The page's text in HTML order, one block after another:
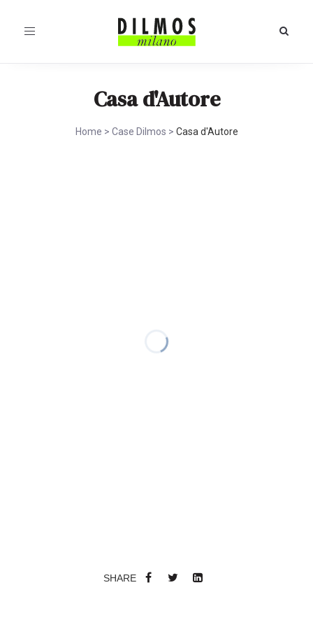
Toggle
Casa d'Autore
Home > Case Dilmos > Casa d'Autore
SHARE